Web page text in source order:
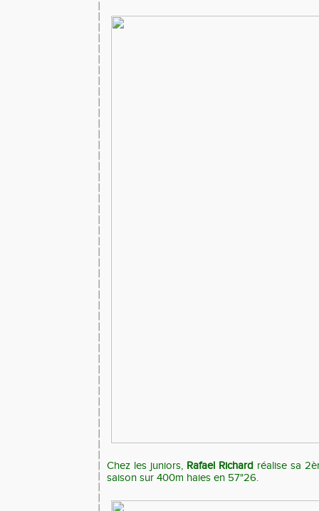
Chez les juniors, Rafael Richard réalise sa
saison sur 400m haies en 57"26.